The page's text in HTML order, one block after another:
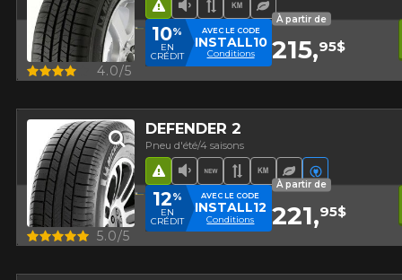
Faible niveau sonore
Bande de roulement
Haut kilométrage
Pneu écologique
Hasard routier
Aperçu 4.0/5
10%
EN
CRÉDIT
AVEC LE CODE
INSTALL10
Conditions
À partir de
215,95$
DEFENDER 2
Pneu d'été/4 saisons
Faible niveau sonore
Nouveau produit
Bande de roulement
Haut kilométrage
Pneu
Hasard routier Véhicules
Aperçu 5.0/5
12%
EN
CRÉDIT
AVEC LE CODE
INSTALL12
Conditions
À partir de
221,95$